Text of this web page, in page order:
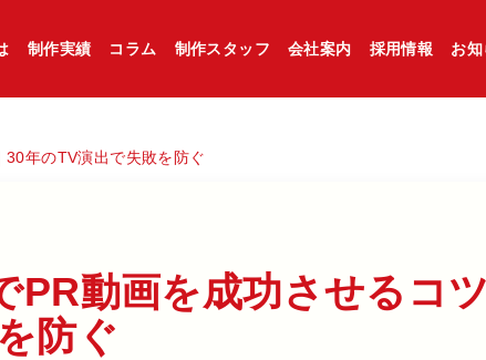
制作実績 コラム 制作スタッフ 会社案内 採用情報 お知
年のTV演出で失敗を防ぐ
​PR動画を​成功させる​コ
防ぐ​